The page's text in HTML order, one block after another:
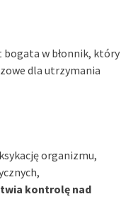
bogata w błonnik, który
dla utrzymania
organizmu,
kontrolę nad